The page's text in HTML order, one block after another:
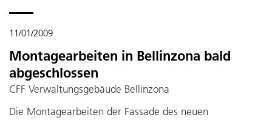
11/01/2009
Montagearbeiten in Bellinzona bald
abgeschlossen
CFF Verwaltungsgebäude Bellinzona
Die Montagearbeiten der Fassade des neuen